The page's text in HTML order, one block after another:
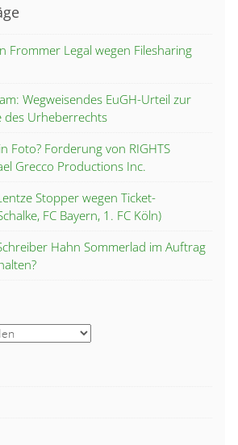
Frommer Legal wegen Filesharing
Wegweisendes EuGH-Urteil zur
des Urheberrechts
Foto? Forderung von RIGHTS
Grecco Productions Inc.
Stopper wegen Ticket-
FC Bayern, 1. FC Köln)
Hahn Sommerlad im Auftrag